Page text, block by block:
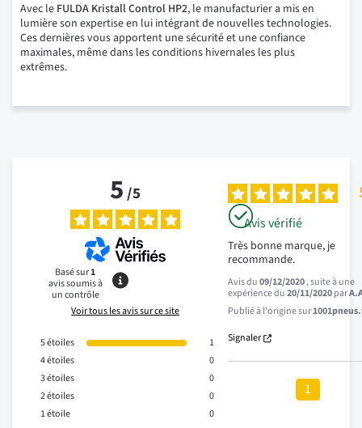
Avec le FULDA Kristall Control HP2, le manufacturier a mis en
lumière son expertise en lui intégrant de nouvelles technologies.
Ces dernières vous apportent une sécurité et une confiance
maximales, même dans les conditions hivernales les plus
extrêmes.
5/5
Basé sur1
avis soumis à
un contrôle
Voir tous les avis sur ce site
5étoiles
1
4étoiles
0
3étoiles
0
2étoiles
0
1étoile 0
Avis vérifié
Très bonne marque, je
recommande.
Avis du09/12/2020, suite à une
expérience du20/11/2020par
Publié à l'origine sur
Signaler
1